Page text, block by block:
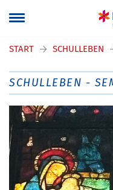
START SCHULLEBEN
SCHULLEBEN -